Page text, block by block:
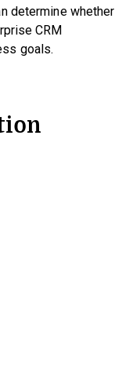
determine whether
CRM
goals.